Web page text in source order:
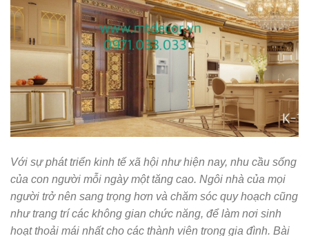
Với sự phát triển kinh tế xã hội như hiện nay, nhu cầu sống
của con người mỗi ngày một tăng cao. Ngôi nhà của mọi
người trở nên sang trọng hơn và chăm sóc quy hoạch cũng
như trang trí các không gian chức năng, để làm nơi sinh
hoạt thoải mái nhất cho các thành viên trong gia đình. Bài